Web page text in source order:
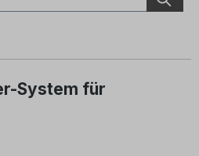
System für